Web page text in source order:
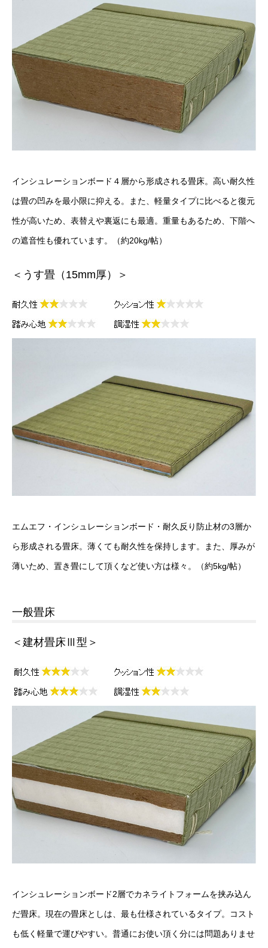
インシュレーションボード４層から形成される畳床。高い耐久性
は畳の凹みを最小限に抑える。また、軽量タイプに比べると復元
性が高いため、表替えや裏返にも最適。重量もあるため、下階へ
の遮音性も優れています。（約20kg/帖）
＜うす畳（15mm厚）＞
エムエフ・インシュレーションボード・耐久反り防止材の3層か
ら形成される畳床。薄くても耐久性を保持します。また、厚みが
薄いため、置き畳にして頂くなど使い方は様々。（約5kg/帖）
一般畳床
＜建材畳床Ⅲ型＞
インシュレーションボード2層でカネライトフォームを挟み込ん
だ畳床。現在の畳床としは、最も仕様されているタイプ。コスト
も低く軽量で運びやすい。普通にお使い頂く分には問題ありませ